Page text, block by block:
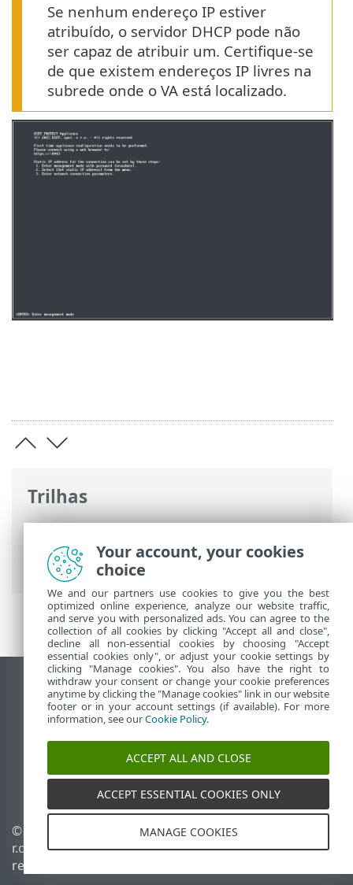
Trilhas
Ajuda on-line ESET>ESET PROTECT On-
Prem>Implante a máquina virtual ESET
PROTECT
> Oracle VirtualBox
Se nenhum endereço IP estiver
atribuído, o servidor DHCP pode não
ser capaz de atribuir um. Certifique-se
de que existem endereços IP livres na
subrede onde o VA está localizado.
Ver site para desktop
End of Life
Base de conhecimento ESET
Fórum ESET
ESET Status Portal
Suporte regional
© 1992 - 2026 ESET, spol. s
r.o. - Todos os direitos
reservados.
Gerenciar cookies
Política de cookies
Your account, your cookies
choice
We and our partners use cookies to give you the best
optimized online experience, analyze our website traffic,
and serve you with personalized ads. You can agree to the
collection of all cookies by clicking "Accept all and close",
decline all non-essential cookies by choosing "Accept
essential cookies only", or adjust your cookie settings by
clicking "Manage cookies". You also have the right to
withdraw your consent or change your cookie preferences
anytime by clicking the "Manage cookies" link in our website
footer or in your account settings (if available). For more
information, see ourCookie Policy.
ACCEPT ALL AND CLOSE
ACCEPT ESSENTIAL COOKIES ONLY
MANAGE COOKIES